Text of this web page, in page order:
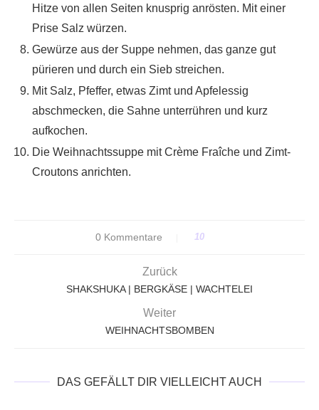
Hitze von allen Seiten knusprig anrösten. Mit einer
Prise Salz würzen.
Gewürze aus der Suppe nehmen, das ganze gut
pürieren und durch ein Sieb streichen.
Mit Salz, Pfeffer, etwas Zimt und Apfelessig
abschmecken, die Sahne unterrühren und kurz
aufkochen.
Die Weihnachtssuppe mit Crème Fraîche und Zimt-
Croutons anrichten.
0 Kommentare 10
Zurück
SHAKSHUKA | BERGKÄSE | WACHTELEI
Weiter
WEIHNACHTSBOMBEN
DAS GEFÄLLT DIR VIELLEICHT AUCH